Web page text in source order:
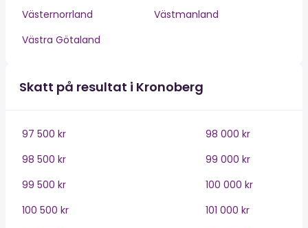
Västernorrland
Västmanland
Västra Götaland
Skatt på resultat i Kronoberg
97 500 kr
98 000 kr
98 500 kr
99 000 kr
99 500 kr
100 000 kr
100 500 kr
101 000 kr